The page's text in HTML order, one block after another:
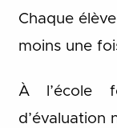
Chaque
moins une
À l’école
d’évaluation